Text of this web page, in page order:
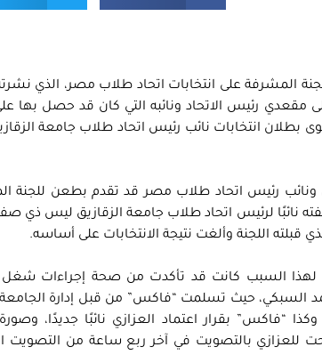
المشرفة على انتخابات اتحاد طلاب مصر، الذي
مقعدي رئيس الاتحاد ونائبه التي كان قد حصل بها
بطلان انتخابات نائب رئيس اتحاد طلاب جامعة
ونائب رئيس اتحاد طلاب مصر قد تقدم بطعن للجنة
نائبًا لرئيس اتحاد طلاب جامعة الزقازيق ليس ذي
اللجنة وألغت نتيجة الانتخابات على أساسه.
لهذا السبب كانت قد تأكدت من صحة إجراءات
السبكي، حيث تسلمت “فاكس” من قبل إدارة الجامعة
“فاكس” بقرار اعتماد العزازي نائبًا جديدًا،
للعزازي بالتصويت في آخر ربع ساعة من التصويت